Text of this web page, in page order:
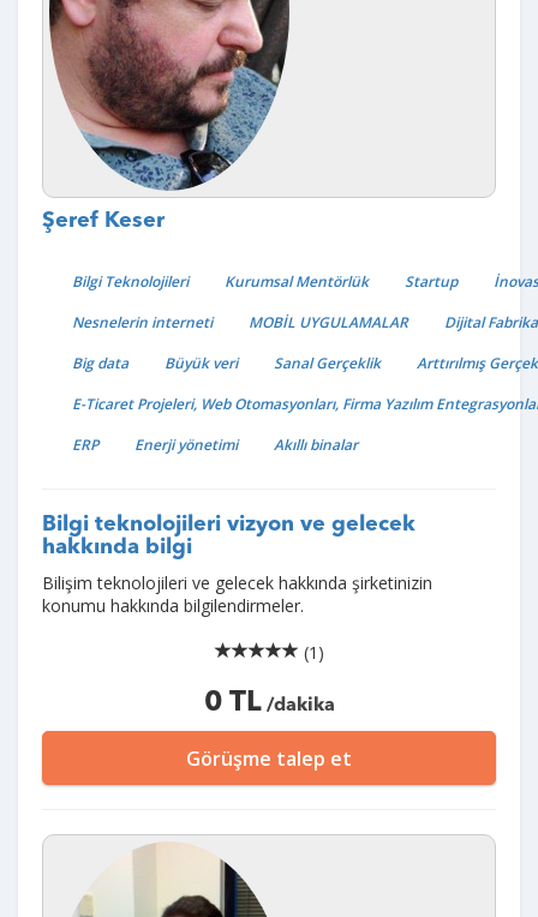
Şeref Keser
Bilgi Teknolojileri Kurumsal Mentörlük Startup
Nesnelerin interneti
MOBİL UYGULAMALAR
Dijital Fabrika
Big data
Büyük veri Sanal Gerçeklik
Arttırılmış
E-Ticaret Projeleri, Web Otomasyonları, Firma Yazılım
ERP
Enerji yönetimi Akıllı binalar
Bilgi teknolojileri vizyon ve gelecek
hakkında bilgi
Bilişim teknolojileri ve gelecek hakkında şirketinizin
konumu hakkında bilgilendirmeler.
(1)
0 TL/dakika
Görüşme talep et